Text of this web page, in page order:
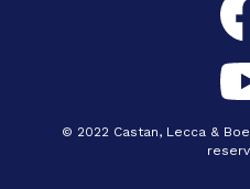
© 2022 Castan, Lecca &